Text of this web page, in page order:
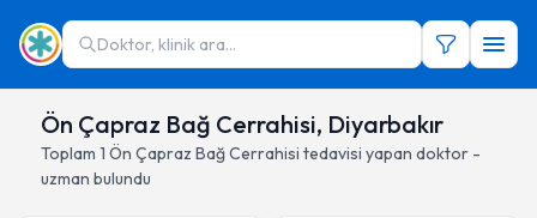
Doktor, klinik ara...
Ön Çapraz Bağ Cerrahisi, Diyarbakır
Toplam 1 Ön Çapraz Bağ Cerrahisi tedavisi yapan doktor -
uzman bulundu